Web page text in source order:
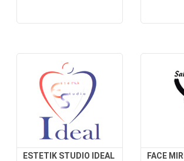
ESTETIK STUDIO IDEAL FACE